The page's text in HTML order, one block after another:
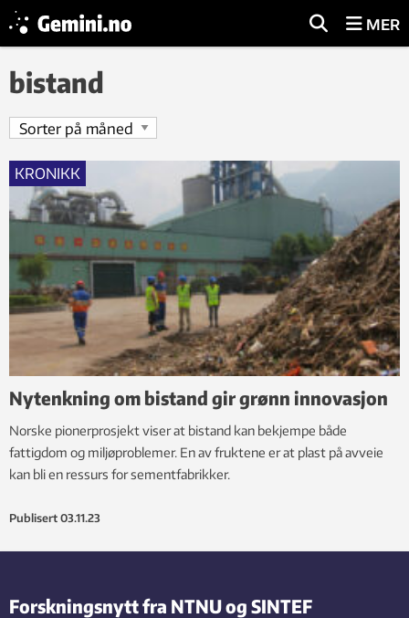
MER
bistand
KRONIKK
Nytenkning om bistand gir grønn innovasjon
Norske pionerprosjekt viser at bistand kan bekjempe både
fattigdom og miljøproblemer. En av fruktene er at plast på avveie
kan bli en ressurs for sementfabrikker.
Publisert 03.11.23
Forskningsnytt fra NTNU og SINTEF